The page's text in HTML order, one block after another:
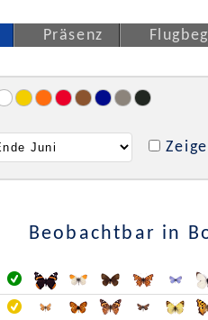
Präsenz
Beobachtbar in